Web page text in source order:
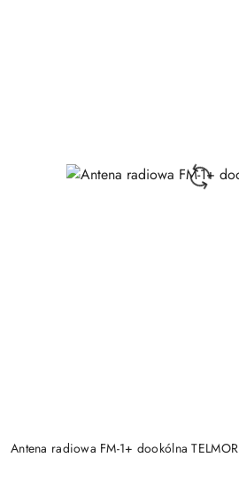
Antena radiowa FM-1+ dookólna TELMOR